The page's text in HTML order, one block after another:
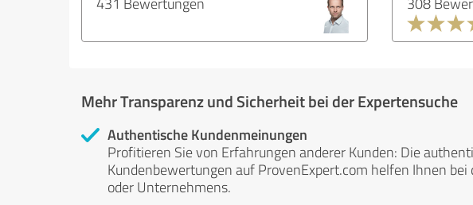
Mehr Transparenz und Sicherheit bei der Expertensuche
Authentische Kundenmeinungen
Profitieren Sie von Erfahrungen anderer Kunden: Die
Kundenbewertungen auf ProvenExpert.com helfen Ihnen
oder Unternehmens.